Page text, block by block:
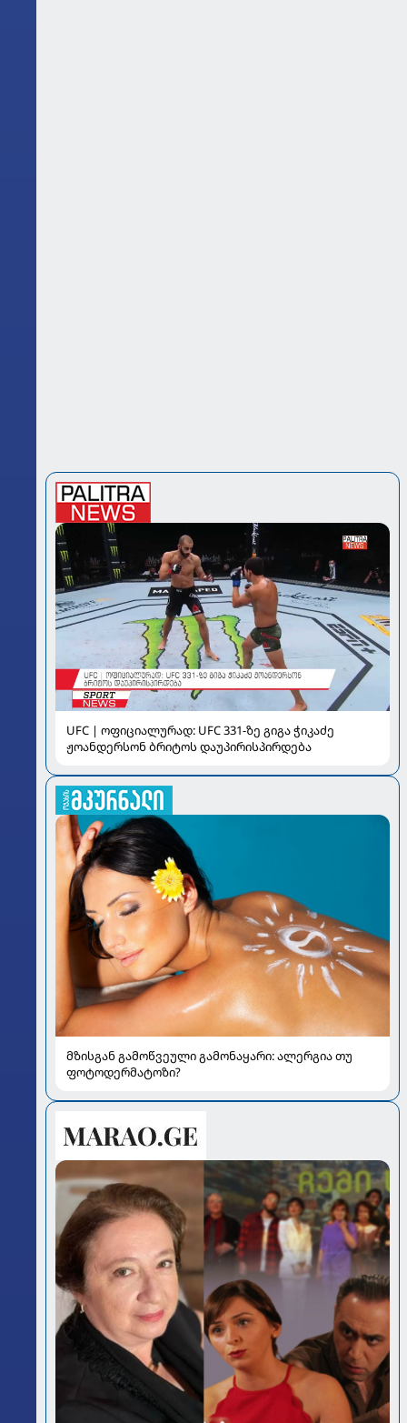
UFC | ოფიციალურად: UFC 331-ზე გიგა ჭიკაძე
ჟოანდერსონ ბრიტოს დაუპირისპირდება
მზისგან გამოწვეული გამონაყარი: ალერგია თუ
ფოტოდერმატოზი?